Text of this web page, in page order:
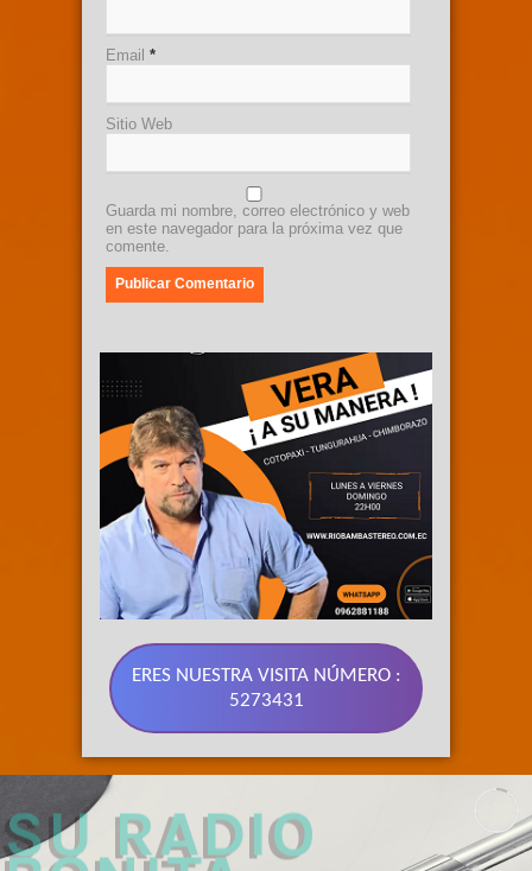
Email *
Sitio Web
Guarda mi nombre, correo electrónico y web
en este navegador para la próxima vez que
comente.
ERES NUESTRA VISITA NÚMERO :
5273431
89.3 FM